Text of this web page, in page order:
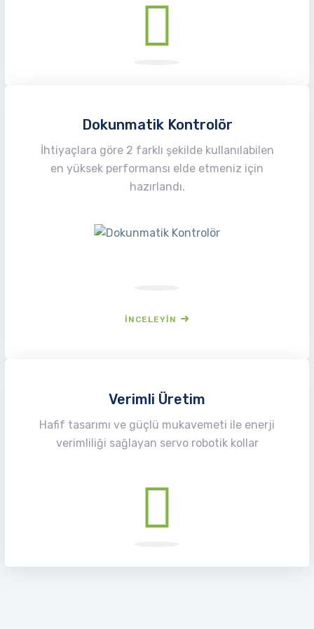
Dokunmatik Kontrolör
İhtiyaçlara göre 2 farklı şekilde kullanılabilen
en yüksek performansı elde etmeniz için
hazırlandı.
İNCELEYIN
Verimli Üretim
Hafif tasarımı ve güçlü mukavemeti ile enerji
verimliliği sağlayan servo robotik kollar